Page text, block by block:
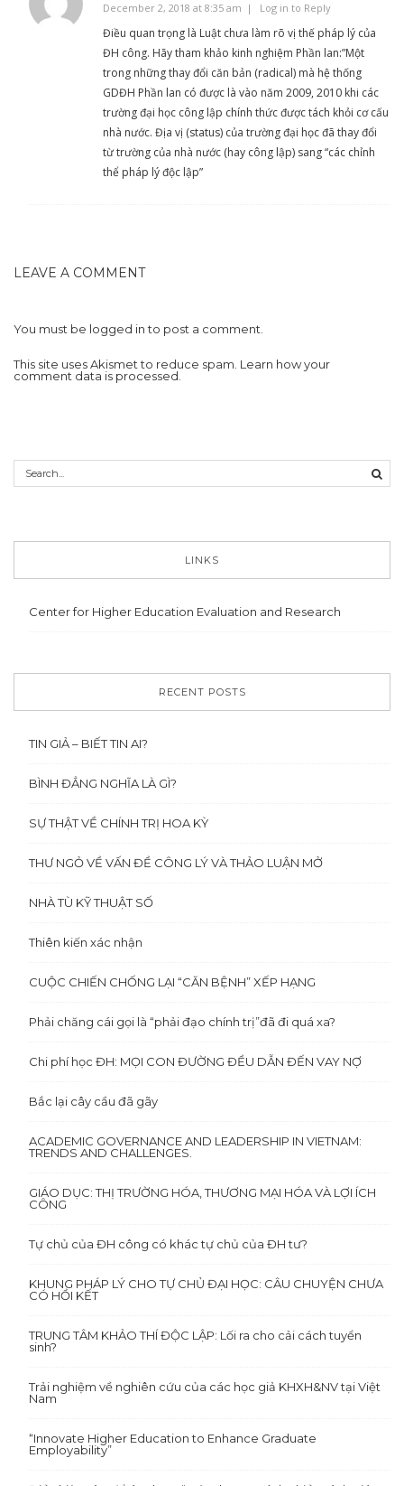
December 2, 2018 at 8:35 am Log in to Reply
Điều quan trọng là Luật chưa làm rõ vị thế pháp lý của
ĐH công. Hãy tham khảo kinh nghiệm Phần lan:”Một
trong những thay đổi căn bản (radical) mà hệ thống
GDĐH Phần lan có được là vào năm 2009, 2010 khi các
trường đại học công lập chính thức được tách khỏi cơ cấu
nhà nước. Địa vị (status) của trường đại học đã thay đổi
từ trường của nhà nước (hay công lập) sang “các chỉnh
thể pháp lý độc lập”
LEAVE A COMMENT
You must be logged into post a comment.
This site uses Akismet to reduce spam. Learn how your
comment data is processed.
LINKS
Center for Higher Education Evaluation and Research
RECENT POSTS
TIN GIẢ – BIẾT TIN AI?
BÌNH ĐẲNG NGHĨA LÀ GÌ?
SỰ THẬT VỀ CHÍNH TRỊ HOA KỲ
THƯ NGỎ VỀ VẤN ĐỀ CÔNG LÝ VÀ THẢO LUẬN MỞ
NHÀ TÙ KỸ THUẬT SỐ
Thiên kiến xác nhận
CUỘC CHIẾN CHỐNG LẠI “CĂN BỆNH” XẾP HẠNG
Phải chăng cái gọi là “phải đạo chính trị”đã đi quá xa?
Chi phí học ĐH: MỌI CON ĐƯỜNG ĐỀU DẪN ĐẾN VAY NỢ
Bắc lại cây cầu đã gãy
ACADEMIC GOVERNANCE AND LEADERSHIP IN VIETNAM:
TRENDS AND CHALLENGES.
GIÁO DỤC: THỊ TRƯỜNG HÓA, THƯƠNG MẠI HÓA VÀ LỢI ÍCH
CÔNG
Tự chủ của ĐH công có khác tự chủ của ĐH tư?
KHUNG PHÁP LÝ CHO TỰ CHỦ ĐẠI HỌC: CÂU CHUYỆN CHƯA
CÓ HỒI KẾT
TRUNG TÂM KHẢO THÍ ĐỘC LẬP: Lối ra cho cải cách tuyển
sinh?
Trải nghiệm về nghiên cứu của các học giả KHXH&NV tại Việt
Nam
“Innovate Higher Education to Enhance Graduate
Employability”